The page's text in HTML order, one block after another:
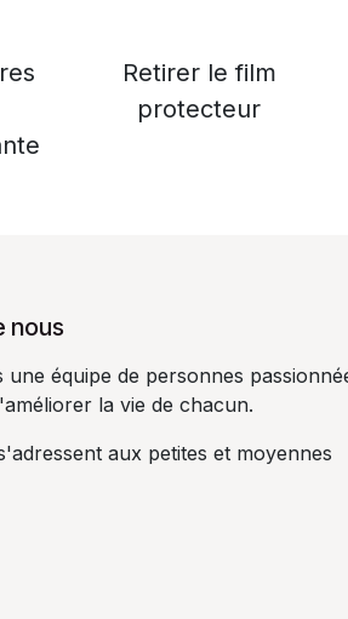
Retirer le film
protecteur
nous​
une équipe de personnes
la vie de chacun.​
aux petites et moyennes